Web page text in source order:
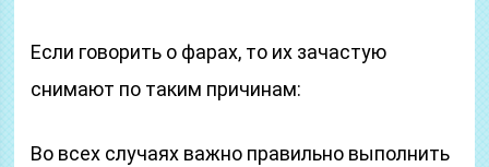
Если говорить о фарах, то их зачастую
снимают по таким причинам:
Во всех случаях важно правильно выполнить